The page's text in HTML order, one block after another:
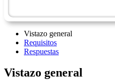
Vistazo general
Requisitos
Respuestas
Vistazo general